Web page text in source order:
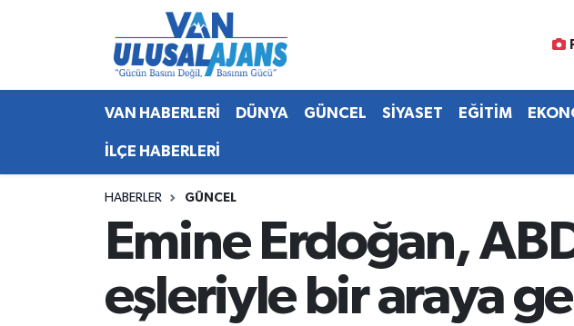
VAN HABERLERİ DÜNYA GÜNCEL SİYASET EĞİTİM
İLÇE HABERLERİ
HABERLER GÜNCEL
Emine Erdoğan,
eşleriyle bir araya
Van Nöbetçi Eczaneler
Van Hava Durumu
Van Namaz Vakitleri
Süper Lig Puan Durumu ve Fikstür
Tüm Manşetler